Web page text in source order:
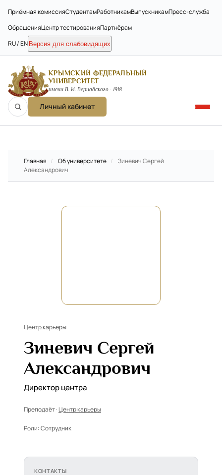
Приёмная комиссияСтудентамРаботникамВыпускникамПресс-служба
ОбращенияЦентр тестированияПартнёрам
RU / EN Версия для слабовидящих
КРЫМСКИЙ ФЕДЕРАЛЬНЫЙ
УНИВЕРСИТЕТ
имени В. И. Вернадского · 1918
Личный кабинет
Главная / Об университете /
Зиневич Сергей
Александрович
Центр карьеры
Зиневич Сергей
Александрович
Директор центра
Преподаёт ·Центр карьеры
Роли:Сотрудник
КОНТАКТЫ